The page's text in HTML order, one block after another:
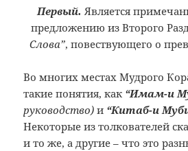
Первый. Является
предложению из Второго
Слова”, повествующего о
Во многих местах Мудрого
такие понятия, как “Имам-и
руководство) и “Китаб-и
Некоторые из толкователей
и то же, а другие – что это